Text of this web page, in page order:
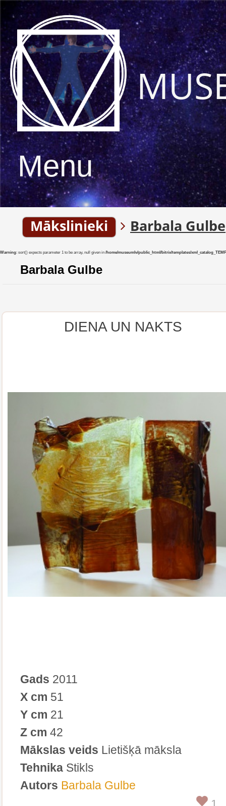
Menu
Mākslinieki Barbala Gulbe
Warning: sort() expects parameter 1 to be array, null given in /home/museumlv/public_html/bitrix/templates/
Barbala Gulbe
DIENA UN NAKTS
Gads 2011
X cm 51
Y cm 21
Z cm 42
Mākslas veids Lietišķā māksla
Tehnika Stikls
Autors Barbala Gulbe